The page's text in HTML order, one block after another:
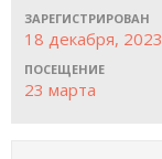
ЗАРЕГИСТРИРОВАН
18 декабря, 2023
ПОСЕЩЕНИЕ
23 марта